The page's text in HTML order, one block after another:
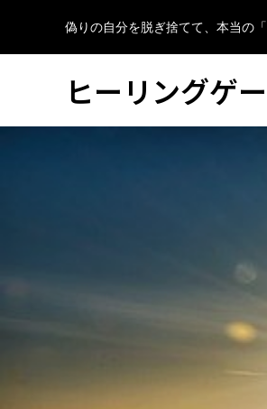
偽りの自分を脱ぎ捨てて、本当の
ヒーリングゲ